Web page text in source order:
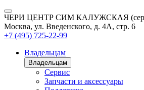
ЧЕРИ ЦЕНТР СИМ КАЛУЖСКАЯ
Москва, ул. Введенского, д. 4А, стр. 6
+7 (495) 725-22-99
Владельцам
Владельцам
Сервис
Запчасти и аксессуары